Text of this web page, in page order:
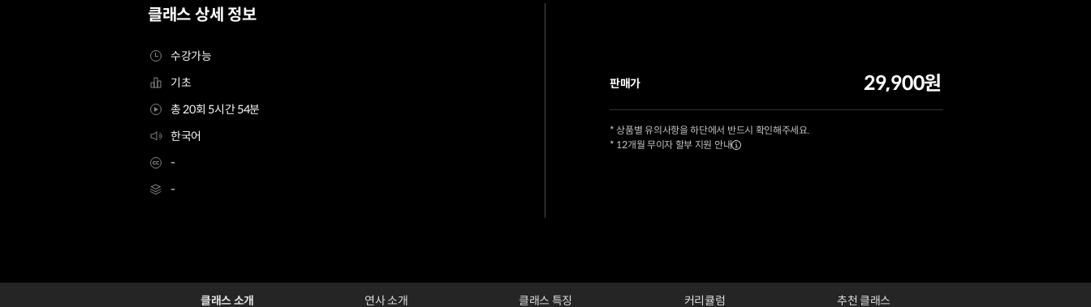
클래스 상세 정보
수강가능
기초
총 20회 5시간 54분
한국어
-
-
판매가 29,900원
* 상품별 유의사항을 하단에서 반드시 확인해주세요.
* 12개월 무이자 할부 지원 안내
Configuration Information Shortcuts클래스 소개 연사 소개 클래스 특징 커리큘럼
추천 클래스